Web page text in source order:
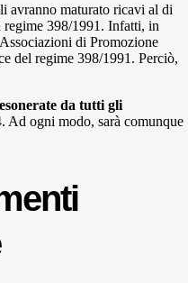
avranno maturato ricavi al di
regime 398/1991. Infatti, in
di Promozione
del regime 398/1991. Perciò,
esonerate da tutti gli
Ad ogni modo, sarà comunque